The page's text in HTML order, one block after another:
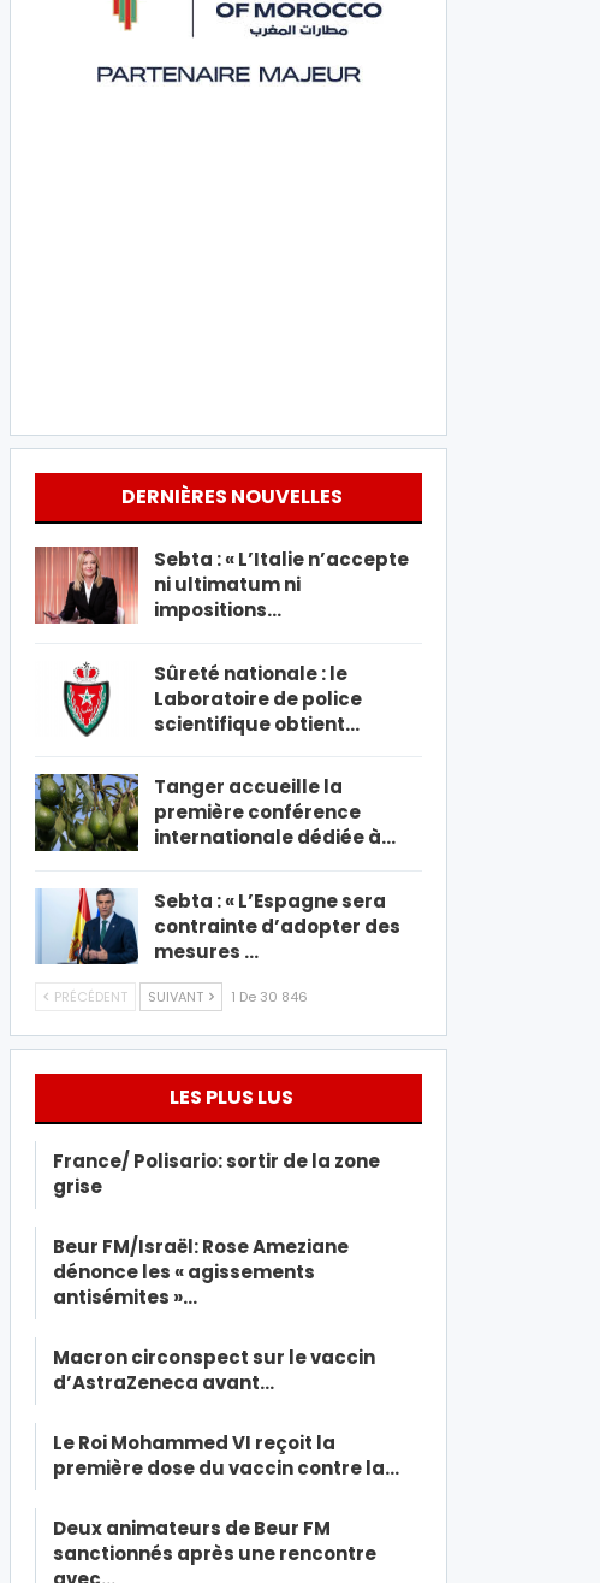
DERNIÈRES NOUVELLES
Sebta : « L’Italie n’accepte
ni ultimatum ni
impositions…
Sûreté nationale : le
Laboratoire de police
scientifique obtient…
Tanger accueille la
première conférence
internationale dédiée à…
Sebta : « L’Espagne sera
contrainte d’adopter des
mesures …
PRÉCÉDENT SUIVANT 1 De 30 846
LES PLUS LUS
France/ Polisario: sortir de la zone
grise
Beur FM/Israël: Rose Ameziane
dénonce les « agissements
antisémites »…
Macron circonspect sur le vaccin
d’AstraZeneca avant…
Le Roi Mohammed VI reçoit la
première dose du vaccin contre la…
Deux animateurs de Beur FM
sanctionnés après une rencontre